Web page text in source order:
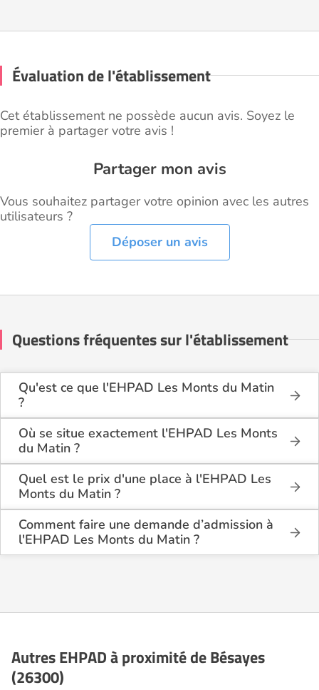
Évaluation de l'établissement
Cet établissement ne possède aucun avis. Soyez le
premier à partager votre avis !
Partager mon avis
Vous souhaitez partager votre opinion avec les autres
utilisateurs ?
Déposer un avis
Questions fréquentes sur l'établissement
Qu'est ce que l'EHPAD Les Monts du Matin
?
L'EHPAD Les Monts du Matin est une maison de
retraite médicalisée de type hébergement
permanent , située à Bésayes (26300).
Où se situe exactement l'EHPAD Les Monts
du Matin ?
L'EHPAD Les Monts du Matin est situé Domaine des
Monts du Matin à Bésayes (26300), dans la Drôme
(26).
Quel est le prix d'une place à l'EHPAD Les
Monts du Matin ?
L'EHPAD Les Monts du Matin propose des
logements en chambre simple à partir de 2 821€
par mois.
Comment faire une demande d’admission à
l'EHPAD Les Monts du Matin ?
La demande s’effectue directement via le formulaire
les coûts et les démarches administratives
Autres EHPAD à proximité de Bésayes
(26300)